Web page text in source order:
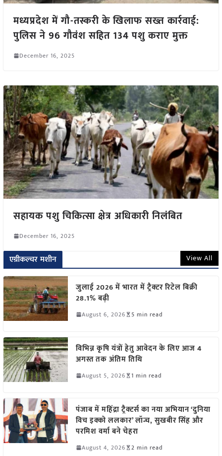
मध्यप्रदेश में गौ-तस्करी के खिलाफ सख्त कार्रवाई:
पुलिस ने 96 गौवंश सहित 134 पशु कराए मुक्त
December 16, 2025
सहायक पशु चिकित्सा क्षेत्र अधिकारी निलंबित
December 16, 2025
एग्रीकल्चर मशीन View All
जुलाई 2026 में भारत में ट्रैक्टर रिटेल बिक्री
28.1% बढ़ी
August 6, 2026 5 min read
विभिन्न कृषि यंत्रों हेतु आवेदन के लिए आज 4
अगस्त तक अंतिम तिथि
August 5, 2026 1 min read
पंजाब में महिंद्रा ट्रैक्टर्स का नया अभियान ‘दुनिया
विच इक्को ललकार’ लॉन्च, सुखबीर सिंह और
परमिश वर्मा बने चेहरा
August 4, 2026 2 min read